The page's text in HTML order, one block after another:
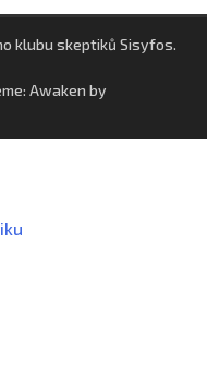
klubu skeptiků Sisyfos.
Awaken by